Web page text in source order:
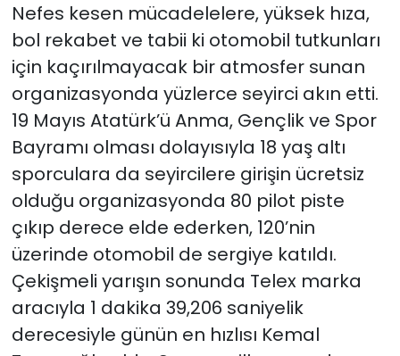
Nefes kesen mücadelelere, yüksek hıza,
bol rekabet ve tabii ki otomobil tutkunları
için kaçırılmayacak bir atmosfer sunan
organizasyonda yüzlerce seyirci akın etti.
19 Mayıs Atatürk’ü Anma, Gençlik ve Spor
Bayramı olması dolayısıyla 18 yaş altı
sporculara da seyircilere girişin ücretsiz
olduğu organizasyonda 80 pilot piste
çıkıp derece elde ederken, 120’nin
üzerinde otomobil de sergiye katıldı.
Çekişmeli yarışın sonunda Telex marka
aracıyla 1 dakika 39,206 saniyelik
derecesiyle günün en hızlısı Kemal